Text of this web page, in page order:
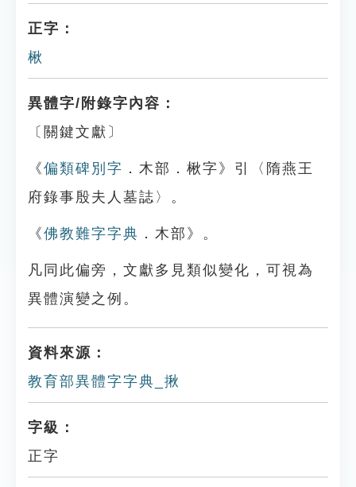
正字：
楸
異體字/附錄字內容：
〔關鍵文獻〕
《偏類碑別字 ．木部．楸字》引〈隋燕王
府錄事殷夫人墓誌〉。
《佛教難字字典 ．木部》。
凡同此偏旁，文獻多見類似變化，可視為
異體演變之例。
資料來源：
教育部異體字字典_揪
字級：
正字